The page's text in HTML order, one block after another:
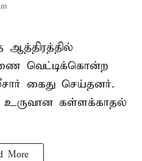
வெட்டிக்கொன்ற
கைது செய்தனர்.
உருவான கள்ளக்காதல்
More